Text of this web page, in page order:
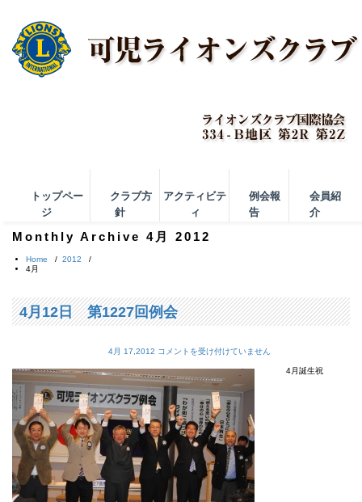
トップペー
ジ
クラブ方
針
アクティビテ
ィ
例会報
告
会員紹
介
Monthly Archive 4月 2012
Home / 2012 /
4月
4月12日 第1227回例会
4月 17,2012
月
2
日
第
1
2
2
コメントを受け付けていません
4月誕生祝